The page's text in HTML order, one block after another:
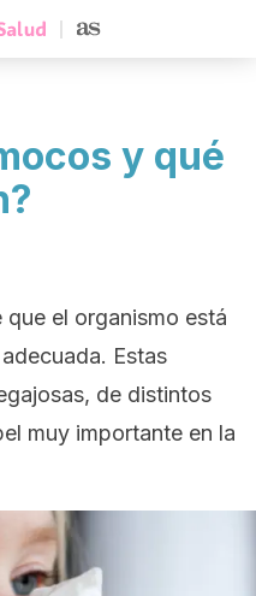
y qué
el organismo está
Estas
de distintos
muy importante en la